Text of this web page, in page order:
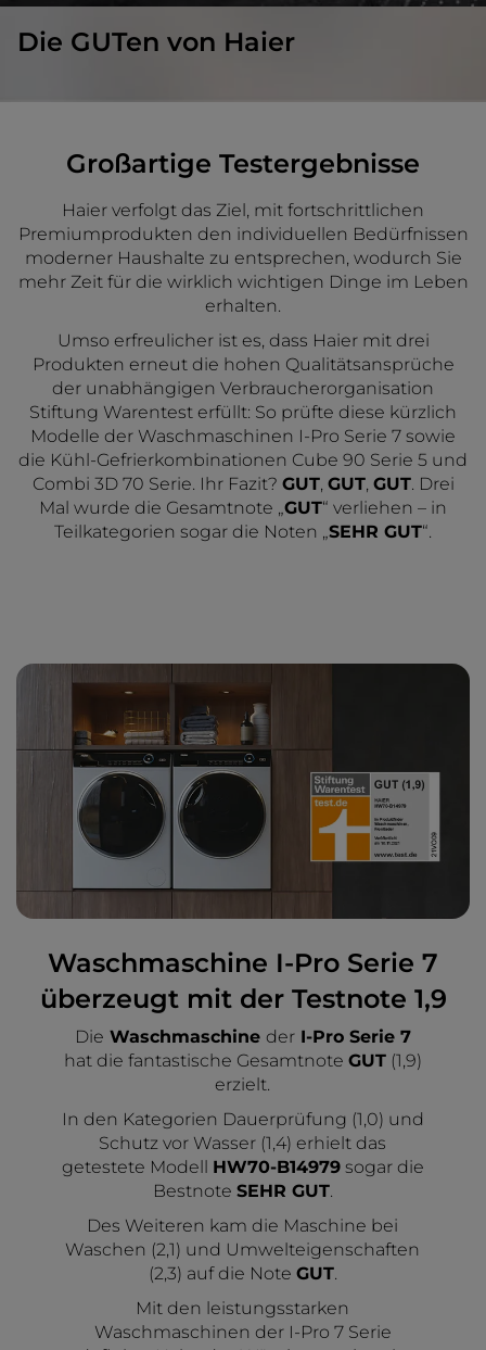
Die GUTen von Haier
Großartige Testergebnisse
Haier verfolgt das Ziel, mit fortschrittlichen
Premiumprodukten den individuellen Bedürfnissen
moderner Haushalte zu entsprechen, wodurch Sie
mehr Zeit für die wirklich wichtigen Dinge im Leben
erhalten.
Umso erfreulicher ist es, dass Haier mit drei
Produkten erneut die hohen Qualitätsansprüche
der unabhängigen Verbraucherorganisation
Stiftung Warentest erfüllt: So prüfte diese kürzlich
Modelle der Waschmaschinen I-Pro Serie 7 sowie
die Kühl-Gefrierkombinationen Cube 90 Serie 5 und
Combi 3D 70 Serie. Ihr Fazit? GUT, GUT, GUT. Drei
Mal wurde die Gesamtnote „GUT“ verliehen – in
Teilkategorien sogar die Noten „SEHR GUT“.
Waschmaschine I-Pro Serie 7
überzeugt mit der Testnote 1,9
Die Waschmaschine derI-Pro Serie 7
hat die fantastische Gesamtnote GUT(1,9)
erzielt.
In den Kategorien Dauerprüfung (1,0) und
Schutz vor Wasser (1,4) erhielt das
getestete Modell HW70-B14979sogar die
Bestnote SEHR GUT.
Des Weiteren kam die Maschine bei
Waschen (2,1) und Umwelteigenschaften
(2,3) auf die Note GUT.
Mit den leistungsstarken
Waschmaschinen der I-Pro 7 Serie